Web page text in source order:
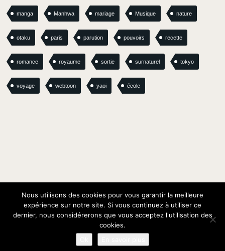
manga Manhwa mariage Musique nature
otaku paris parution pouvoirs recette
romance royaume sortie surnaturel tokyo
voyage webtoon yaoi école
© Oracom / Oracom Media Solutions
Nous utilisons des cookies pour vous garantir la meilleure
expérience sur notre site. Si vous continuez à utiliser ce
dernier, nous considérerons que vous acceptez l'utilisation des
cookies.